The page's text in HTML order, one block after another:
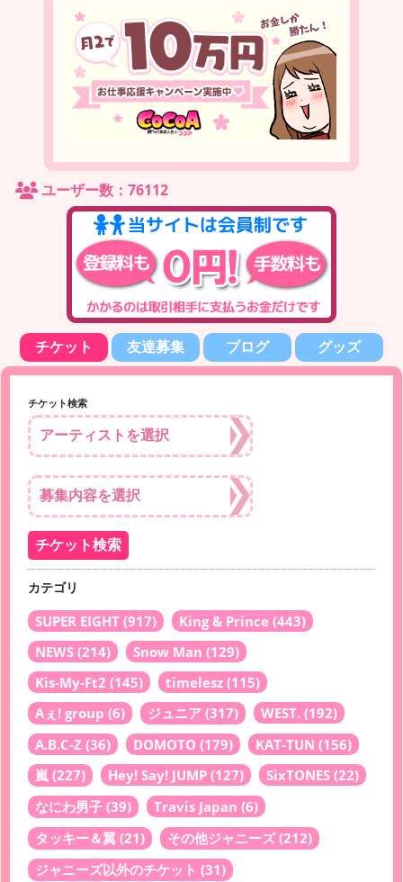
ユーザー数：76112
チケット 友達募集 ブログ グッズ
チケット検索
カテゴリ
SUPER EIGHT (917) King & Prince (443)
NEWS (214) Snow Man (129)
Kis-My-Ft2 (145) timelesz (115)
Aぇ! group (6) ジュニア (317) WEST. (192)
A.B.C-Z (36) DOMOTO (179) KAT-TUN (156)
嵐 (227) Hey! Say! JUMP (127) SixTONES (22)
なにわ男子 (39) Travis Japan (6)
タッキー＆翼 (21) その他ジャニーズ(212)
ジャニーズ以外のチケット (31)